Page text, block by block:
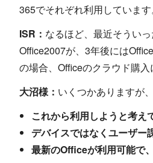
365でそれぞれ利用しています
ISR： なるほど、最近そうい
Office2007が、3年後には
の場合、Officeのクラウド購入
大沼様： いくつかありますが
これから利用しようと考え
デバイスではなくユーザー
最新のOfficeが利用可能で